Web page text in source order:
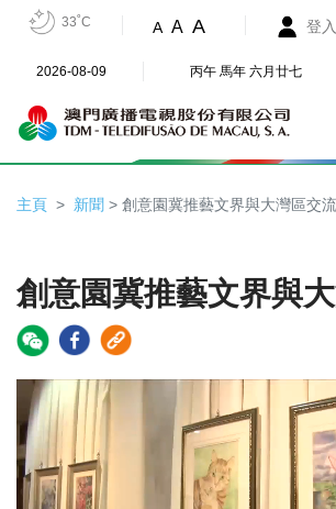
33˚C A A A 登入
2026-08-09 丙午 馬年 六月廿七
主頁 新聞 > 創意園冀推藝文界與大灣區交流
創意園冀推藝文界與
Video
Player